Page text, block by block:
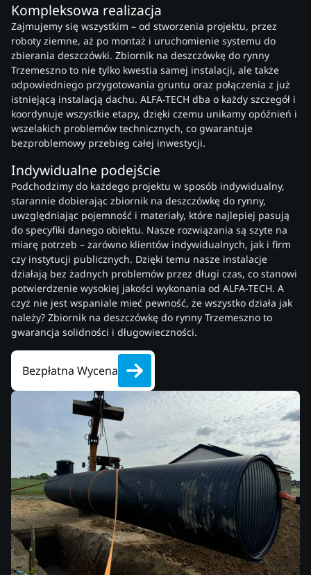
Kompleksowa realizacja
Zajmujemy się wszystkim – od stworzenia projektu, przez
roboty ziemne, aż po montaż i uruchomienie systemu do
zbierania deszczówki. Zbiornik na deszczówkę do rynny
Trzemeszno to nie tylko kwestia samej instalacji, ale także
odpowiedniego przygotowania gruntu oraz połączenia z już
istniejącą instalacją dachu. ALFA-TECH dba o każdy szczegół i
koordynuje wszystkie etapy, dzięki czemu unikamy opóźnień i
wszelakich problemów technicznych, co gwarantuje
bezproblemowy przebieg całej inwestycji.
Indywidualne podejście
Podchodzimy do każdego projektu w sposób indywidualny,
starannie dobierając zbiornik na deszczówkę do rynny,
uwzględniając pojemność i materiały, które najlepiej pasują
do specyfiki danego obiektu. Nasze rozwiązania są szyte na
miarę potrzeb – zarówno klientów indywidualnych, jak i firm
czy instytucji publicznych. Dzięki temu nasze instalacje
działają bez żadnych problemów przez długi czas, co stanowi
potwierdzenie wysokiej jakości wykonania od ALFA-TECH. A
czyż nie jest wspaniale mieć pewność, że wszystko działa jak
należy? Zbiornik na deszczówkę do rynny Trzemeszno to
gwarancja solidności i długowieczności.
Bezpłatna Wycena